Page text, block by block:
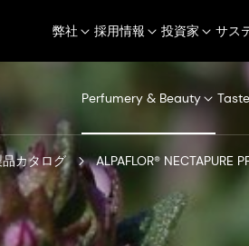
弊社 採用情報 投資家 サス
Perfumery & Beauty
カタログ ALPAFLOR® NECTAPURE